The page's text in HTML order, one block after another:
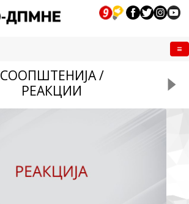
СООПШТЕНИЈА /
РЕАКЦИИ